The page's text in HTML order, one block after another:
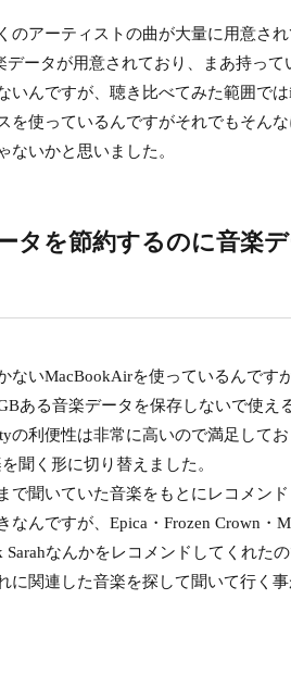
アーティストの曲が大量に用意さ
ータが用意されており、まあ持っ
んですが、聴き比べてみた範囲では
使っているんですがそれでもそん
ないかと思いました。
タを節約するのに音楽
いMacBookAirを使っているんです
ある音楽データを保存しないで使え
の利便性は非常に高いので満足して
聞く形に切り替えました。
聞いていた音楽をもとにレコメン
んですが、Epica・Frozen Crown・
なんかをレコメンドしてくれた
関連した音楽を探して聞いて行く